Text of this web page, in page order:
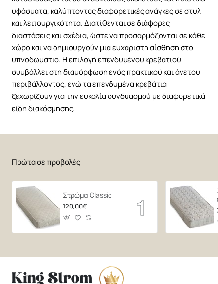
υφάσματα, καλύπτοντας διαφορετικές ανάγκες σε στυλ
και λειτουργικότητα. Διατίθενται σε διάφορες
διαστάσεις και σχέδια, ώστε να προσαρμόζονται σε κάθε
χώρο και να δημιουργούν μια ευχάριστη αίσθηση στο
υπνοδωμάτιο. Η επιλογή επενδυμένου κρεβατιού
συμβάλλει στη διαμόρφωση ενός πρακτικού και άνετου
περιβάλλοντος, ενώ τα επενδυμένα κρεβάτια
ξεχωρίζουν για την ευκολία συνδυασμού με διαφορετικά
είδη διακόσμησης.
Πρώτα σε προβολές
Στρώμα Classic
120,00€